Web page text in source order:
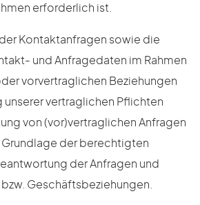
erforderlich ist.
Kontaktanfragen sowie die
und Anfragedaten im Rahmen
vorvertraglichen Beziehungen
unserer vertraglichen Pflichten
von (vor)vertraglichen Anfragen
Grundlage der berechtigten
der Anfragen und
Geschäftsbeziehungen.